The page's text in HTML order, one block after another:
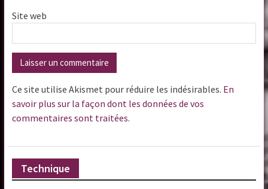
Site web
Ce site utilise Akismet pour réduire les indésirables. En
savoir plus sur la façon dont les données de vos
commentaires sont traitées.
Technique